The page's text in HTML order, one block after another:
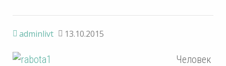
adminlivt 13.10.2015
Человек